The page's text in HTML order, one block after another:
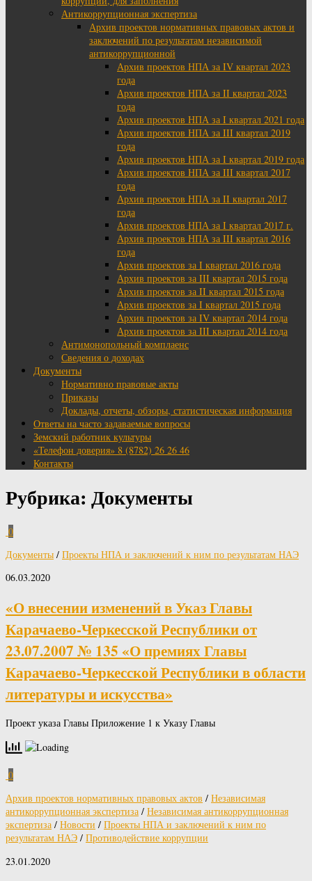
Антикоррупционная экспертиза
Архив проектов нормативных правовых актов и
заключений по результатам независимой
антикоррупционной
Архив проектов НПА за IV квартал 2023
года
Архив проектов НПА за II квартал 2023
года
Архив проектов НПА за I квартал 2021 года
Архив проектов НПА за III квартал 2019
года
Архив проектов НПА за I квартал 2019 года
Архив проектов НПА за III квартал 2017
года
Архив проектов НПА за II квартал 2017
года
Архив проектов НПА за I квартал 2017 г.
Архив проектов НПА за III квартал 2016
года
Архив проектов за I квартал 2016 года
Архив проектов за III квартал 2015 года
Архив проектов за II квартал 2015 года
Архив проектов за I квартал 2015 года
Архив проектов за IV квартал 2014 года
Архив проектов за III квартал 2014 года
Антимонопольный комплаенс
Сведения о доходах
Документы
Нормативно правовые акты
Приказы
Доклады, отчеты, обзоры, статистическая информация
Ответы на часто задаваемые вопросы
Земский работник культуры
«Телефон доверия» 8 (8782) 26 26 46
Контакты
Рубрика: Документы
0
Документы / Проекты НПА и заключений к ним по результатам НАЭ
06.03.2020
«О внесении изменений в Указ Главы
Карачаево-Черкесской Республики от
23.07.2007 № 135 «О премиях Главы
Карачаево-Черкесской Республики в области
литературы и искусства»
Проект указа Главы Приложение 1 к Указу Главы
0
Архив проектов нормативных правовых актов / Независимая
антикоррупционная экспертиза / Независимая антикоррупционная
экспертиза / Новости / Проекты НПА и заключений к ним по
результатам НАЭ / Противодействие коррупции
23.01.2020